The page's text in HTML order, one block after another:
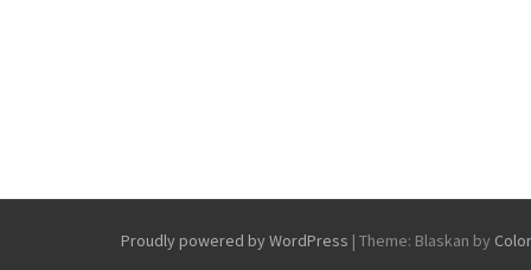
Proudly powered by WordPress | Theme: Blaskan by